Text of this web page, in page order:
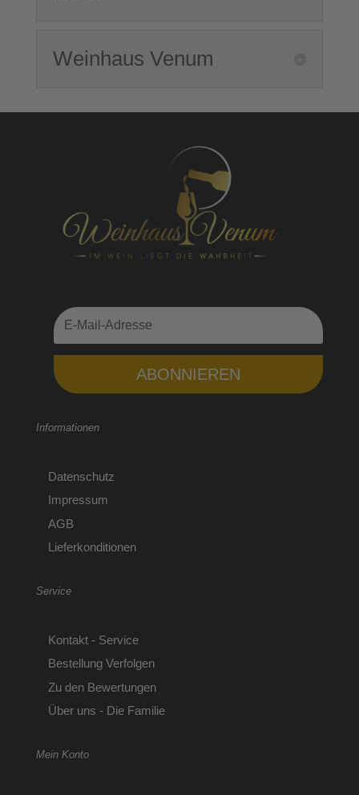
Weinhaus Venum
ABONNIEREN
Informationen
Datenschutz
Impressum
AGB
Lieferkonditionen
Service
Kontakt - Service
Bestellung Verfolgen
Zu den Bewertungen
Über uns - Die Familie
Mein Konto